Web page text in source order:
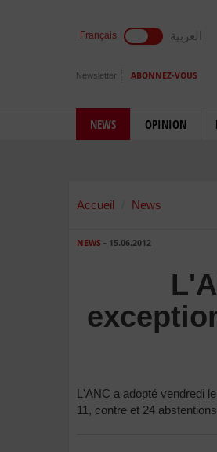
Français العربية
Newsletter ABONNEZ-VOUS
NEWS OPINION
Accueil News
NEWS - 15.06.2012
L'ANC a adopté vendredi
11, contre et 24